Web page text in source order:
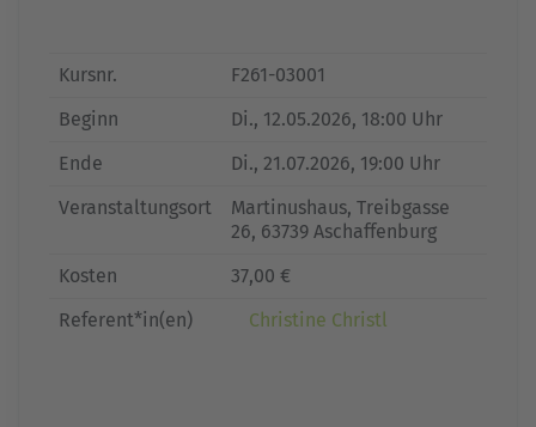
Kursnr.
F261-03001
Beginn
Di., 12.05.2026, 18:00 Uhr
Ende
Di., 21.07.2026, 19:00 Uhr
Veranstaltungsort
Martinushaus, Treibgasse
26, 63739 Aschaffenburg
Kosten
37,00 €
Referent*in(en)
Christine Christl